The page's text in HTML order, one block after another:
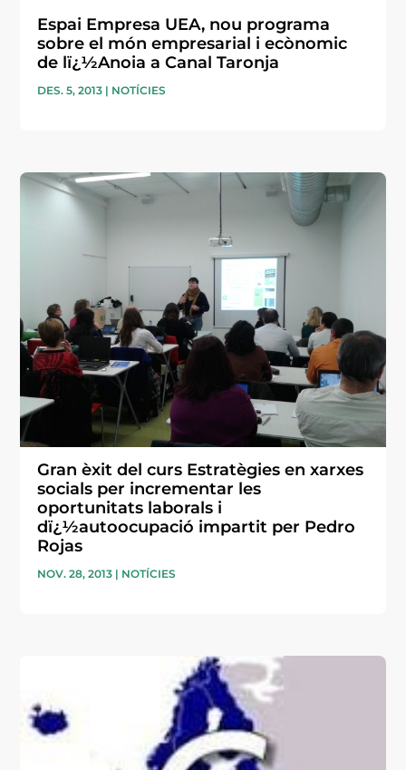
Espai Empresa UEA, nou programa
sobre el món empresarial i ecònomic
de lï¿½Anoia a Canal Taronja
DES. 5, 2013 | NOTÍCIES
Gran èxit del curs Estratègies en xarxes
socials per incrementar les
oportunitats laborals i
dï¿½autoocupació impartit per Pedro
Rojas
NOV. 28, 2013 | NOTÍCIES